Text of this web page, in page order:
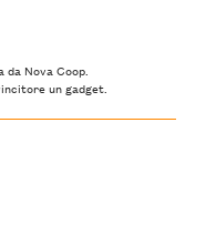
da Nova Coop.
un gadget.